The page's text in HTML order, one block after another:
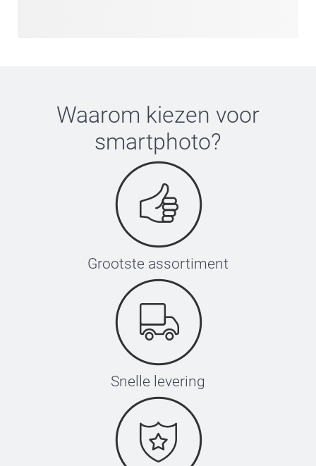
Waarom kiezen voor
smartphoto?
Grootste assortiment
Snelle levering